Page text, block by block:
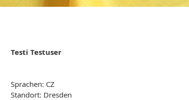
Testi Testuser
Sprachen: CZ
Standort: Dresden